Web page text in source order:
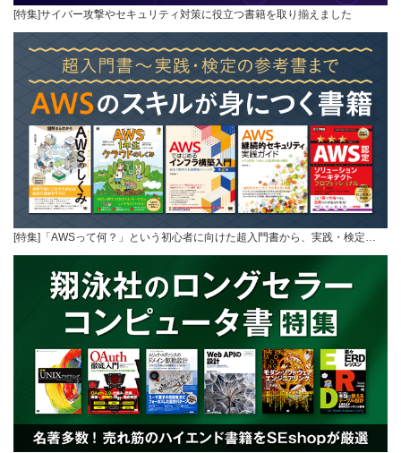
[特集]サイバー攻撃やセキュリティ対策に役立つ書籍を取り揃えました
[特集]「AWSって何？」という初心者に向けた超入門書から、実践・検定…